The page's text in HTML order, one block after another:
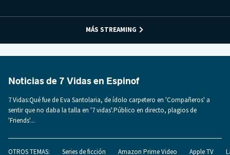
MÁS STREAMING
Noticias de 7 Vidas en Espinof
7 Vidas:Qué fue de Eva Santolaria, de ídolo carpetero en 'Compañeros' a
sentir que no daba la talla en '7 vidas'.Público en directo, plagios de
'Friends'...
OTROS TEMAS: Series de ficción Amazon Prime Video Apple TV